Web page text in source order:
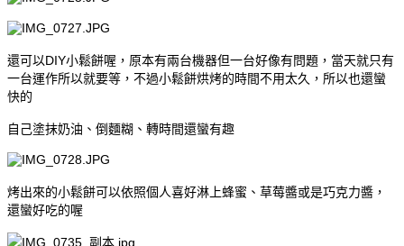
還可以DIY小鬆餅喔，原本有兩台機器但一台好像有問題，當天就只有
一台運作所以就要等，不過小鬆餅烘烤的時間不用太久，所以也還蠻
快的
自己塗抹奶油、倒麵糊、轉時間還蠻有趣
烤出來的小鬆餅可以依照個人喜好淋上蜂蜜、草莓醬或是巧克力醬，
還蠻好吃的喔